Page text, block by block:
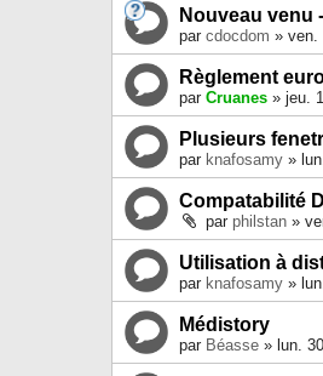
Nouveau venu
par cdocdom » ven.
Règlement
par Cruanes » jeu.
Plusieurs
par knafosamy »
Compatabilité
par philstan »
Utilisation à
par knafosamy »
Médistory
par Béasse » lun.